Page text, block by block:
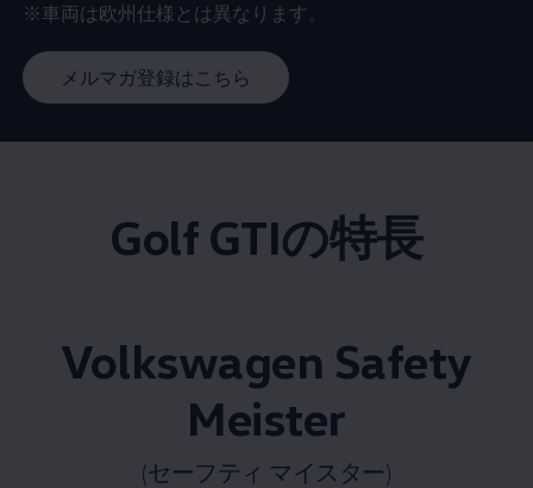
※車両は欧州仕様とは異なります。
メルマガ登録はこちら
Golf GTIの特長
Volkswagen Safety
Meister
(セーフティ マイスター)